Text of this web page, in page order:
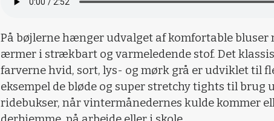
På bøjlerne hænger udvalget af komfortable bluser
ærmer i strækbart og varmeledende stof. Det
farverne hvid, sort, lys- og mørk grå er udviklet til
eksempel de bløde og super stretchy tights til brug
ridebukser, når vintermånedernes kulde kommer